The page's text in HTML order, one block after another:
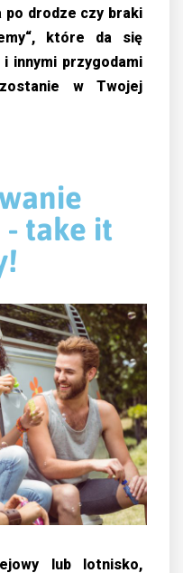
po drodze czy braki
które da się
innymi przygodami
w Twojej
take it
lub lotnisko,